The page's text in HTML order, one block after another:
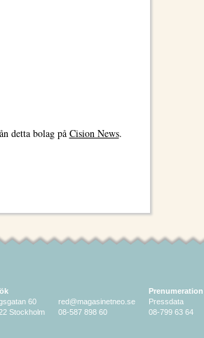
detta bolag på Cision News.
60
Stockholm
red@magasinetneo.se
08-587 898 60
Prenumeration
Pressdata
08-799 63 64